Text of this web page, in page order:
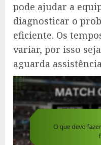
pode ajudar a
diagnosticar o
eficiente. Os
variar, por isso
aguarda